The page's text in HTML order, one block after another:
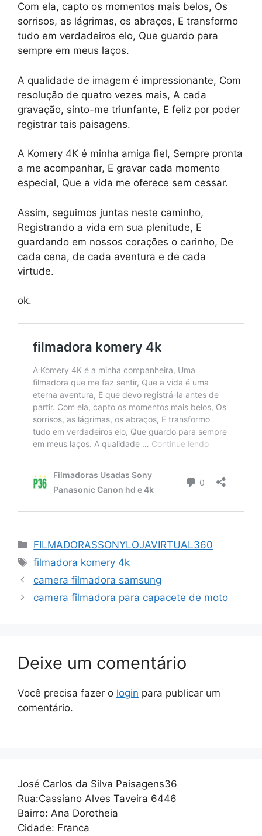
Com ela, capto os momentos mais belos, Os
sorrisos, as lágrimas, os abraços, E transformo
tudo em verdadeiros elo, Que guardo para
sempre em meus laços.
A qualidade de imagem é impressionante, Com
resolução de quatro vezes mais, A cada
gravação, sinto-me triunfante, E feliz por poder
registrar tais paisagens.
A Komery 4K é minha amiga fiel, Sempre pronta
a me acompanhar, E gravar cada momento
especial, Que a vida me oferece sem cessar.
Assim, seguimos juntas neste caminho,
Registrando a vida em sua plenitude, E
guardando em nossos corações o carinho, De
cada cena, de cada aventura e de cada
virtude.
ok.
Categorias
FILMADORASSONYLOJAVIRTUAL360
Tags
filmadora komery 4k
camera filmadora samsung
camera filmadora para capacete de moto
Deixe um comentário
Você precisa fazer o login para publicar um
comentário.
José Carlos da Silva Paisagens36
Rua:Cassiano Alves Taveira 6446
Bairro: Ana Dorotheia
Cidade: Franca